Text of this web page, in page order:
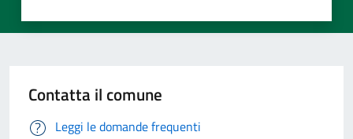
Contatta il comune
Leggi le domande frequenti